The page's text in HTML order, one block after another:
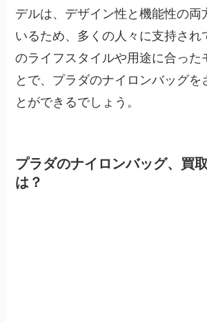
デルは、デザイン性と機能性の両
いるため、多くの人々に支持され
のライフスタイルや用途に合った
とで、プラダのナイロンバッグを
とができるでしょう。
プラダのナイロンバッグ、買
は？